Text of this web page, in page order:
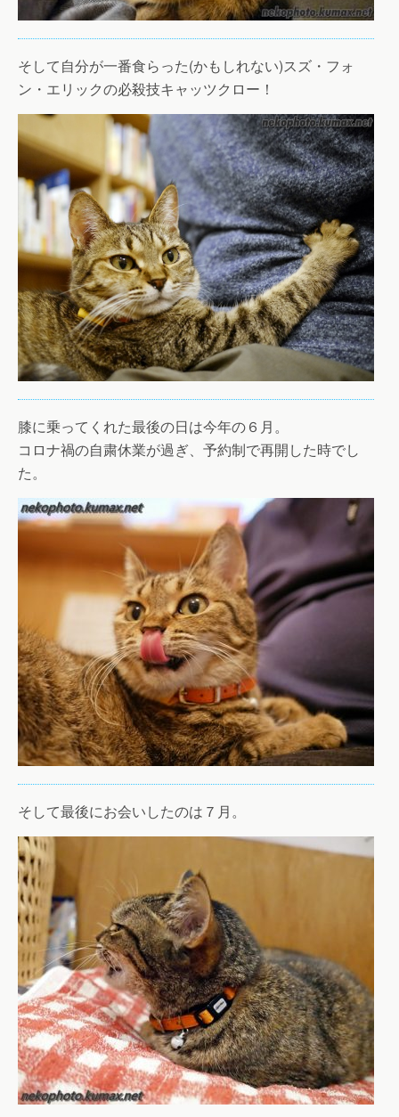
そして自分が一番食らった(かもしれない)スズ・フォ
ン・エリックの必殺技キャッツクロー！
膝に乗ってくれた最後の日は今年の６月。
コロナ禍の自粛休業が過ぎ、予約制で再開した時でし
た。
そして最後にお会いしたのは７月。